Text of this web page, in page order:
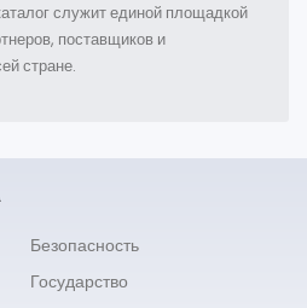
служит единой площадкой
поставщиков и
стране.
Безопасность
Государство